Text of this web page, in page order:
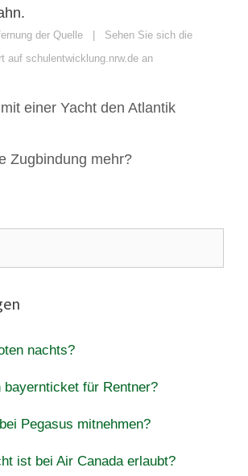
der Quelle | Sehen Sie sich die
auf schulentwicklung.nrw.de an
einer Yacht den Atlantik
Zugbindung mehr?
nachts?
bayernticket für Rentner?
Pegasus mitnehmen?
ist bei Air Canada erlaubt?